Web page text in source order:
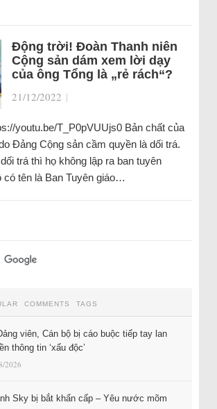
Động trời! Đoàn Thanh niên
Cộng sản dám xem lời dạy
của ông Tổng là „rẻ rách“?
21/12/2022 |
youtu.be/T_P0pVUUjs0 Bản chất của
Đảng Cộng sản cầm quyền là dối trá.
trá thì họ không lập ra ban tuyên
có tên là Ban Tuyên giáo…
COMMENTS TAGS
viên, Cán bộ bị cáo buộc tiếp tay lan
thông tin ‘xấu độc’
2026
Sky bị bắt khẩn cấp – Yêu nước mõm